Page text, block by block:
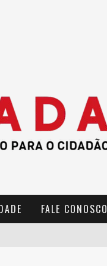
FALE CONOSCO